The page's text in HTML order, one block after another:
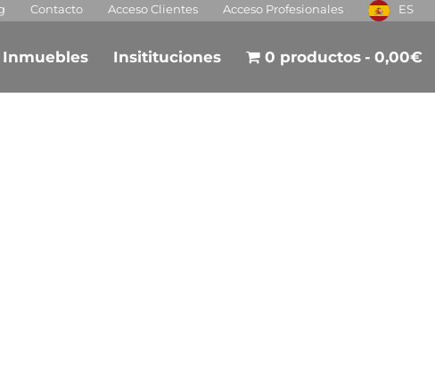
Contacto Acceso Clientes Acceso Profesionales ES
Inmuebles Insitituciones 0 productos 0,00€